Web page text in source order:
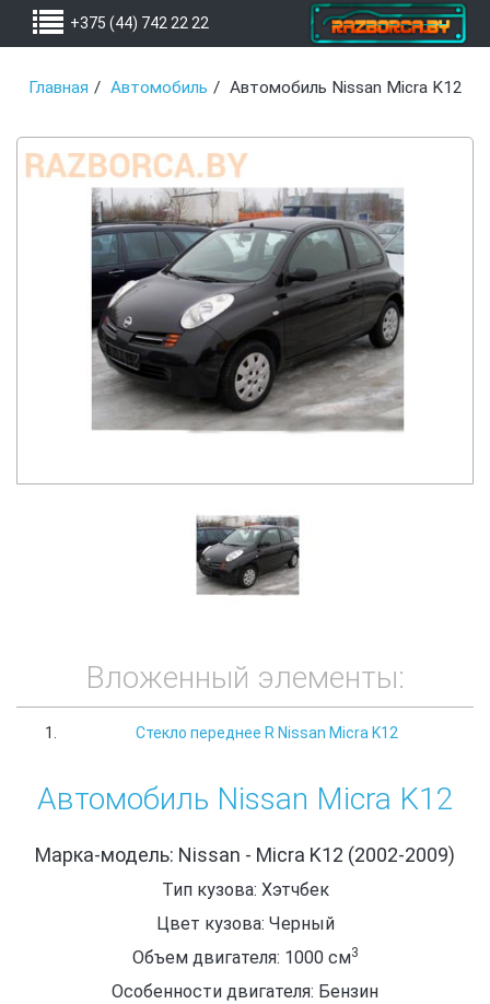
+375 (44) 742 22 22
Главная Автомобиль Автомобиль Nissan Micra K12
Вложенный элементы:
Стекло переднее R Nissan Micra K12
Автомобиль Nissan Micra K12
Марка-модель: Nissan - Micra K12 (2002-2009)
Тип кузова: Хэтчбек
Цвет кузова: Черный
Объем двигателя: 1000 см3
Особенности двигателя: Бензин